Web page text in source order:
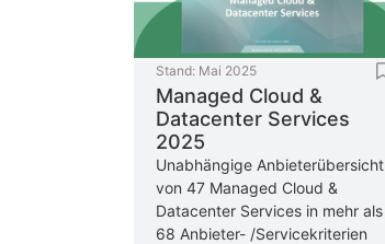
Stand: Mai 2025
Managed Cloud &
Datacenter Services
2025
Unabhängige Anbieterübersicht
von 47 Managed Cloud &
Datacenter Services in mehr als
68 Anbieter- /Servicekriterien